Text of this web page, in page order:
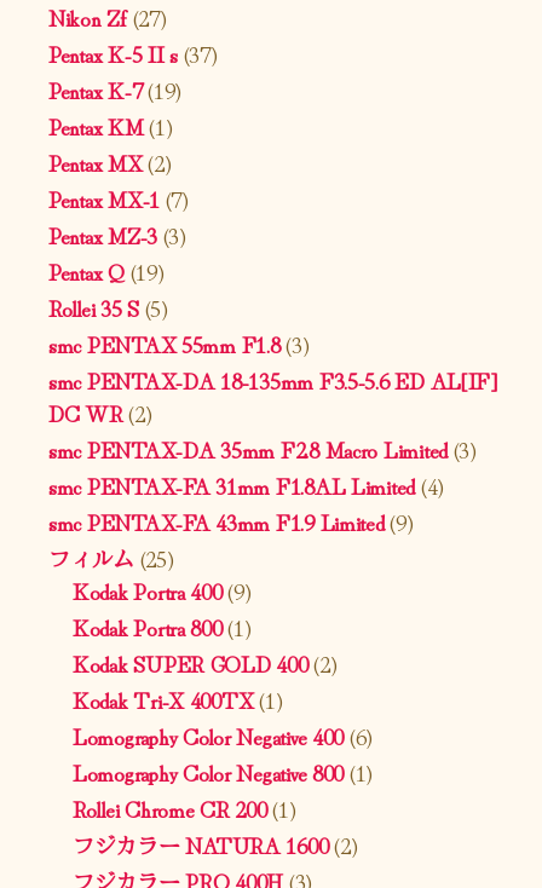
Nikon Zf(27)
Pentax K-5 II s(37)
Pentax K-7(19)
Pentax KM(1)
Pentax MX(2)
Pentax MX-1(7)
Pentax MZ-3(3)
Pentax Q(19)
Rollei 35 S(5)
smc PENTAX 55mm F1.8(3)
smc PENTAX-DA 18-135mm F3.5-5.6 ED AL[IF]
DC WR(2)
smc PENTAX-DA 35mm F2.8 Macro Limited(3)
smc PENTAX-FA 31mm F1.8AL Limited(4)
smc PENTAX-FA 43mm F1.9 Limited(9)
フィルム (25)
Kodak Portra 400(9)
Kodak Portra 800(1)
Kodak SUPER GOLD 400(2)
Kodak Tri-X 400TX(1)
Lomography Color Negative 400(6)
Lomography Color Negative 800(1)
Rollei Chrome CR 200(1)
フジカラー NATURA 1600(2)
フジカラー PRO 400H(3)